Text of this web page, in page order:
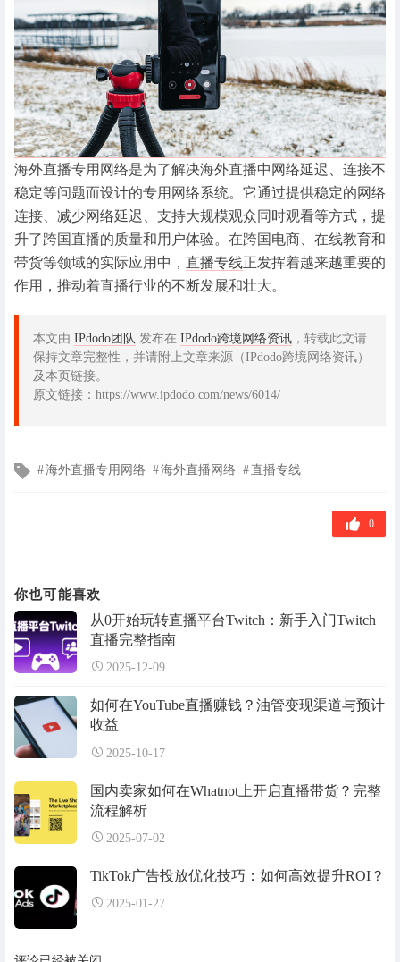
海外直播专用网络是为了解决海外直播中网络延迟、连接不
稳定等问题而设计的专用网络系统。它通过提供稳定的网络
连接、减少网络延迟、支持大规模观众同时观看等方式，提
升了跨国直播的质量和用户体验。在跨国电商、在线教育和
带货等领域的实际应用中， 直播专线正发挥着越来越重要的
作用，推动着直播行业的不断发展和壮大。
本文由 IPdodo团队 发布在 IPdodo跨境网络资讯 ，转载此文请
保持文章完整性，并请附上文章来源（IPdodo跨境网络资讯）
及本页链接。
原文链接：https://www.ipdodo.com/news/6014/
文海外直播专用网络 海外直播网络 直播专线
0
你也可能喜欢
从0开始玩转直播平台Twitch：新手入门Twitch
直播完整指南
2025-12-09
如何在YouTube直播赚钱？油管变现渠道与预计
收益
2025-10-17
国内卖家如何在Whatnot上开启直播带货？完整
流程解析
2025-07-02
TikTok广告投放优化技巧：如何高效提升ROI？
2025-01-27